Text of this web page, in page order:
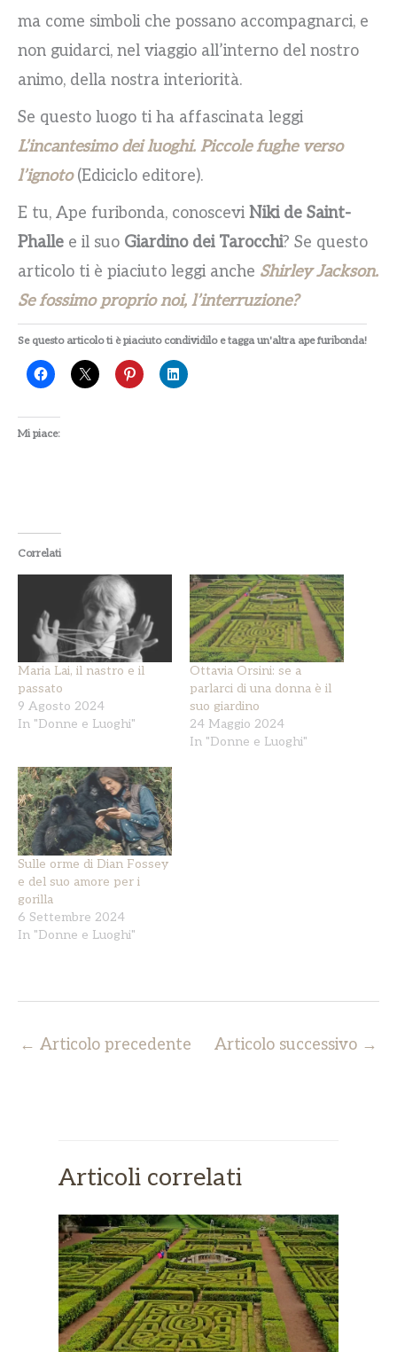
ma come simboli che possano accompagnarci, e
non guidarci, nel viaggio all’interno del nostro
animo, della nostra interiorità.
Se questo luogo ti ha affascinata leggi
L’incantesimo dei luoghi. Piccole fughe verso
l’ignoto(Ediciclo editore).
E tu, Ape furibonda, conoscevi Niki de Saint-
Phalle e il suo Giardino dei Tarocchi? Se questo
articolo ti è piaciuto leggi anche Shirley Jackson.
Se fossimo proprio noi, l’interruzione?
Se questo articolo ti è piaciuto condividilo e tagga un'altra ape furibonda!
Mi piace:
Correlati
Maria Lai, il nastro e il
passato
9 Agosto 2024
In "Donne e Luoghi"
Ottavia Orsini: se a
parlarci di una donna è il
suo giardino
24 Maggio 2024
In "Donne e Luoghi"
Sulle orme di Dian Fossey
e del suo amore per i
gorilla
6 Settembre 2024
In "Donne e Luoghi"
← Articolo precedente Articolo successivo →
Articoli correlati